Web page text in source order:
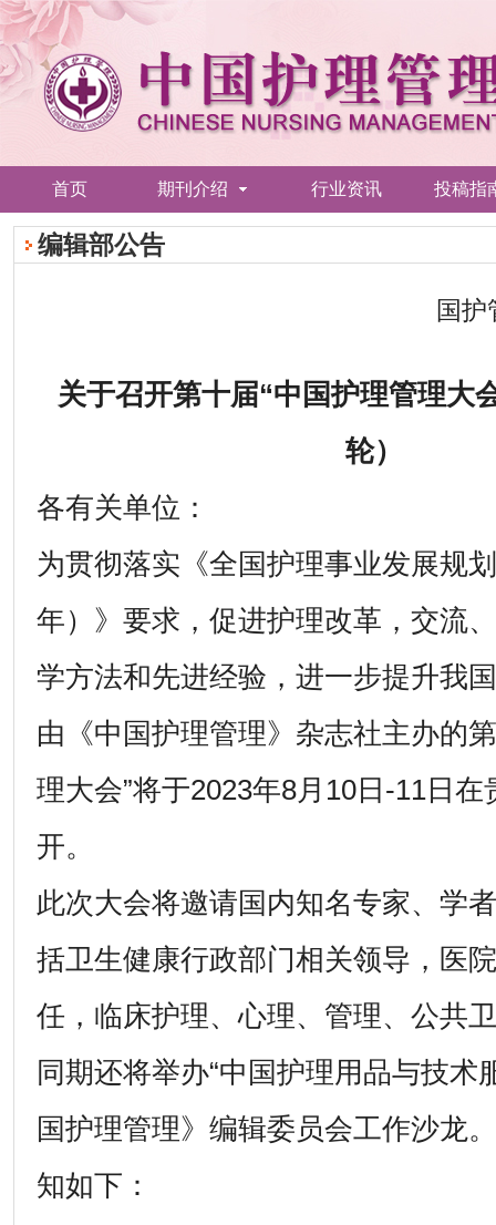
首页 期刊介绍 行业资讯 投稿指
编辑部公告
国护
关于召开第十届“中国护理管理大
轮）
各有关单位：
为贯彻落实《全国护理事业发展规
年）》要求，促进护理改革，交流
学方法和先进经验，进一步提升我
由《中国护理管理》杂志社主办的
理大会”将于2023年8月10日-11日
开。
此次大会将邀请国内知名专家、学
括卫生健康行政部门相关领导，医
任，临床护理、心理、管理、公共
同期还将举办“中国护理用品与技术
国护理管理》编辑委员会工作沙龙
知如下：